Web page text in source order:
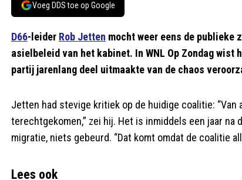
Voeg DDS toe op Google
D66-leider Rob Jetten mocht weer eens de publieke
asielbeleid van het kabinet. In WNL Op Zondag
partij jarenlang deel uitmaakte van de chaos
Jetten had stevige kritiek op de huidige coalitie:
terechtgekomen,” zei hij. Het is inmiddels een jaar na
migratie, niets gebeurd. “Dat komt omdat de coalitie
Lees ook